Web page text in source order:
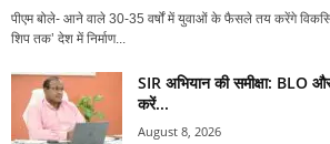
पीएम बोले- आने वाले 30-35 वर्षों में युवाओं के फैसले तय करेंगे
शिप तक’ देश में निर्माण...
SIR अभियान की समीक्षा: BLO
करें...
August 8, 2026